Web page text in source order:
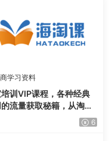
学习资料
训VIP课程，各种经典
流量获取秘籍，从淘宝
到天猫店铺的实战教程
6